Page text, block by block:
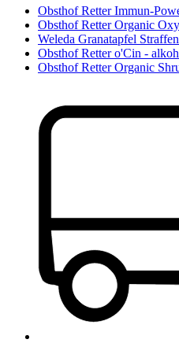
Obsthof Retter Immun-
Obsthof Retter Organic
Weleda Granatapfel
Obsthof Retter o'Cin -
Obsthof Retter Organic